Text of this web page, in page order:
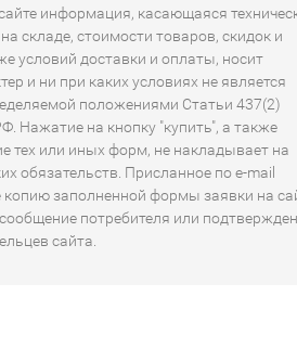
информация, касающаяся
складе, стоимости товаров, скидок и
условий доставки и оплаты, носит
и ни при каких условиях не является
положениями Статьи 437(2)
Нажатие на кнопку "купить", а также
тех или иных форм, не накладывает на
обязательств. Присланное по e-mail
заполненной формы заявки на
потребителя или
сайта.